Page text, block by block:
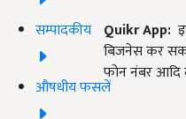
सम्पादकीय
औषधीय फसलें
Quikr App:
बिजनेस कर
फोन नंबर आदि